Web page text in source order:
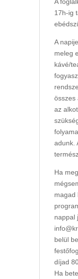
17h-ig
A
meleg
kávé/
összes
az
adunk.
Ha
magad
nappal
belül
díjad
Ha